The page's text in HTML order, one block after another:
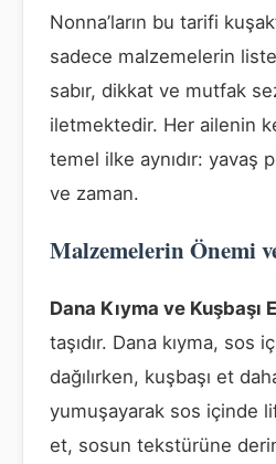
Nonna’ların bu tarifi
sadece malzemelerin
sabır, dikkat ve mutfak
iletmektedir. Her ailenin
temel ilke aynıdır: yavaş
ve zaman.
Malzemelerin Önemi
Dana Kıyma ve Kuşbaşı
taşıdır. Dana kıyma, sos
dağılırken, kuşbaşı et
yumuşayarak sos içinde
et, sosun tekstürüne